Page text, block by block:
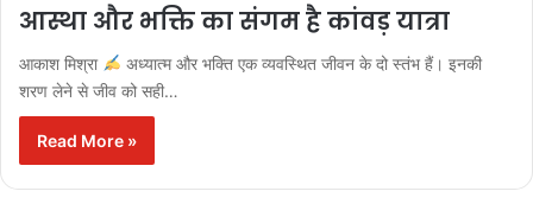
आस्था और भक्ति का संगम है कांवड़ यात्रा
आकाश मिश्रा
अध्यात्म और भक्ति एक व्यवस्थित जीवन के दो स्तंभ हैं। इनकी
शरण लेने से जीव को सही…
Read More »